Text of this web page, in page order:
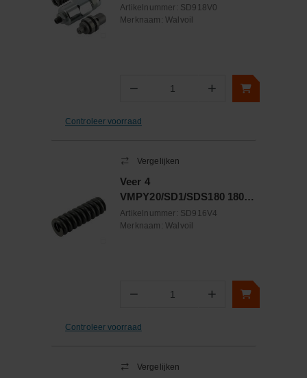
Artikelnummer: SD918V0
Merknaam: Walvoil
− Aantal +
Controleer voorraad
Vergelijken
Veer 4
VMPY20/SD1/SDS180 180-
320 bar
Artikelnummer: SD916V4
Merknaam: Walvoil
− Aantal +
Controleer voorraad
Vergelijken